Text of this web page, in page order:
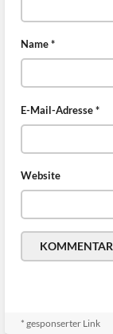
Name*
E-Mail-Adresse*
Website
* gesponserter Link